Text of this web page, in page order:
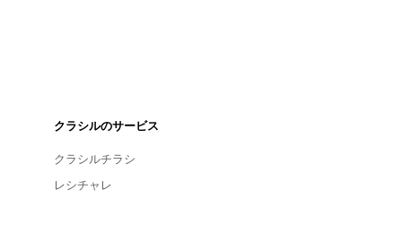
クラシルのサービス
クラシルチラシ
レシチャレ